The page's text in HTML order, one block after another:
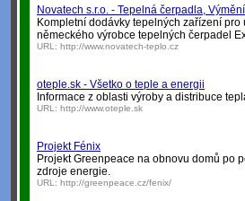
Novatech s.r.o. - Tepelná čerpadla,
Kompletní dodávky tepelných zařízení
německého výrobce tepelných čerpadel
URL: http://www.novatech-teplo.cz
oteple.sk - Všetko o teple a energii
Informace z oblasti výroby a distribuce
URL: http://www.oteple.sk
Projekt Fénix
Projekt Greenpeace na obnovu domů po
zdroje energie.
URL: http://greenpeace.cz/fenix/